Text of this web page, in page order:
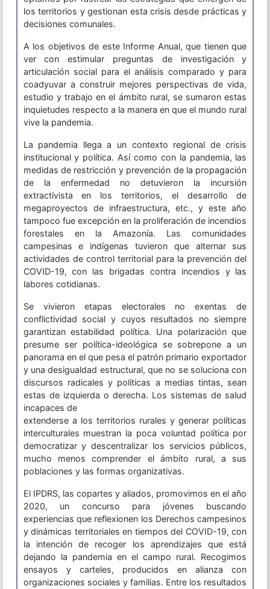
los territorios y gestionan esta crisis desde prácticas y
decisiones comunales.
A los objetivos de este Informe Anual, que tienen que
ver con estimular preguntas de investigación y
articulación social para el análisis comparado y para
coadyuvar a construir mejores perspectivas de vida,
estudio y trabajo en el ámbito rural, se sumaron estas
inquietudes respecto a la manera en que el mundo rural
vive la pandemia.
La pandemia llega a un contexto regional de crisis
institucional y política. Así como con la pandemia, las
medidas de restricción y prevención de la propagación
de la enfermedad no detuvieron la incursión
extractivista en los territorios, el desarrollo de
megaproyectos de infraestructura, etc., y este año
tampoco fue excepción en la proliferación de incendios
forestales en la Amazonía. Las comunidades
campesinas e indígenas tuvieron que alternar sus
actividades de control territorial para la prevención del
COVID-19, con las brigadas contra incendios y las
labores cotidianas.
Se vivieron etapas electorales no exentas de
conflictividad social y cuyos resultados no siempre
garantizan estabilidad política. Una polarización que
presume ser política-ideológica se sobrepone a un
panorama en el que pesa el patrón primario exportador
y una desigualdad estructural, que no se soluciona con
discursos radicales y políticas a medias tintas, sean
estas de izquierda o derecha. Los sistemas de salud
incapaces de
extenderse a los territorios rurales y generar políticas
interculturales muestran la poca voluntad política por
democratizar y descentralizar los servicios públicos,
mucho menos comprender el ámbito rural, a sus
poblaciones y las formas organizativas.
El IPDRS, las copartes y aliados, promovimos en el año
2020, un concurso para jóvenes buscando
experiencias que reflexionen los Derechos campesinos
y dinámicas territoriales en tiempos del COVID-19, con
la intención de recoger los aprendizajes que está
dejando la pandemia en el campo rural. Recogimos
ensayos y carteles, producidos en alianza con
organizaciones sociales y familias. Entre los resultados